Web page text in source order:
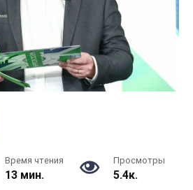
Время чтения
13 мин.
Просмотры
5.4к.